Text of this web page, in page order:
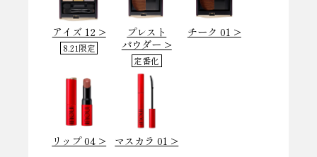
アイズ 12 >
8.21限定
プレスト
パウダー >
定番化
チーク 01 >
リップ 04 > マスカラ 01 >